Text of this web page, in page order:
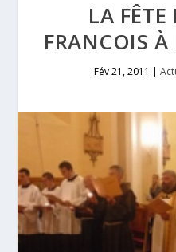
LA
FRANCOIS À
Fév 21, 2011 |